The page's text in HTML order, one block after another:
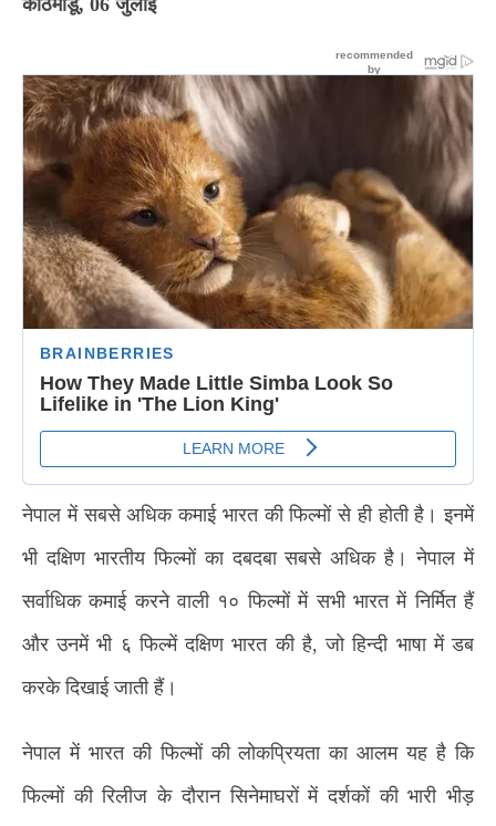
काठमांडू, 06 जुलाई
नेपाल में सबसे अधिक कमाई भारत की फिल्मों से ही होती है। इनमें
भी दक्षिण भारतीय फिल्मों का दबदबा सबसे अधिक है। नेपाल में
सर्वाधिक कमाई करने वाली १० फिल्मों में सभी भारत में निर्मित हैं
और उनमें भी ६ फिल्में दक्षिण भारत की है, जो हिन्दी भाषा में डब
करके दिखाई जाती हैं।
नेपाल में भारत की फिल्मों की लोकप्रियता का आलम यह है कि
फिल्मों की रिलीज के दौरान सिनेमाघरों में दर्शकों की भारी भीड़